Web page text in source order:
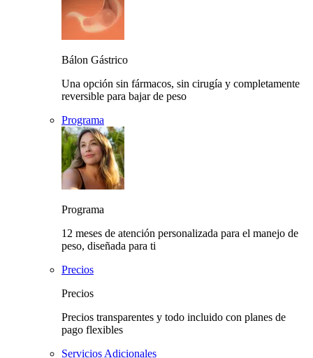
Bálon Gástrico
Una opción sin fármacos, sin cirugía y completamente
reversible para bajar de peso
Programa
Programa
12 meses de atención personalizada para el manejo de
peso, diseñada para ti
Precios
Precios
Precios transparentes y todo incluido con planes de
pago flexibles
Servicios Adicionales